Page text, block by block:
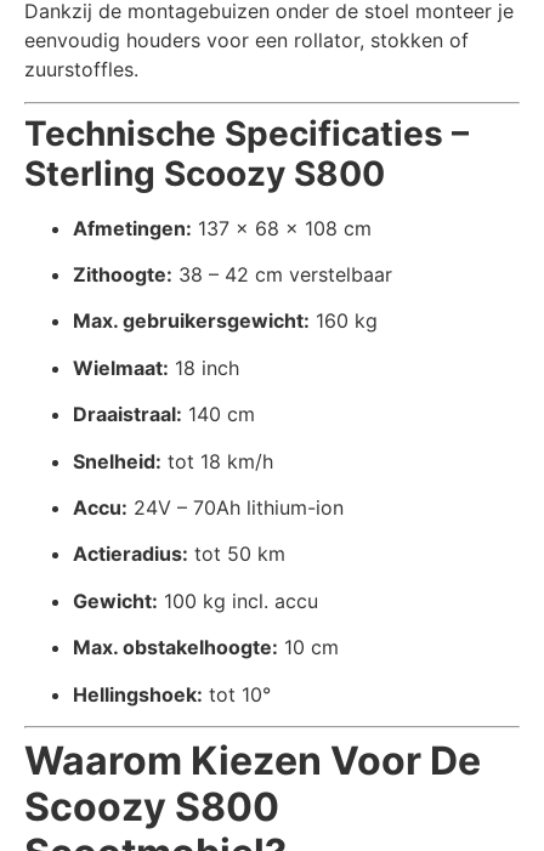
Dankzij de montagebuizen onder de stoel monteer je
eenvoudig houders voor een rollator, stokken of
zuurstoffles.
Technische Specificaties –
Sterling Scoozy S800
Afmetingen: 137 x 68 x 108 cm
Zithoogte: 38 – 42 cm verstelbaar
Max. gebruikersgewicht: 160 kg
Wielmaat: 18 inch
Draaistraal: 140 cm
Snelheid: tot 18 km/h
Accu: 24V – 70Ah lithium-ion
Actieradius: tot 50 km
Gewicht: 100 kg incl. accu
Max. obstakelhoogte: 10 cm
Hellingshoek: tot 10°
Waarom Kiezen Voor De
Scoozy S800